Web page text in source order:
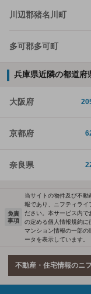
川辺郡猪名川町
多可郡多可町
兵庫県近隣の都道府
大阪府
京都府
奈良県
免責
事項
当サイトの物件及び不
報であり、ニフティライ
ださい。本サービス内で
の定める個人情報規約に
マンション情報の一部の
ータを表示しています。
不動産・住宅情報のニ